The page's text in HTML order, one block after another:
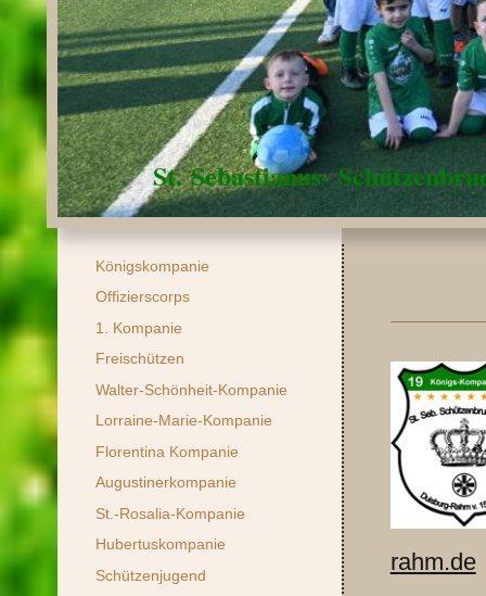
St. Sebastianus-
rahm.de
Königskompanie
Offizierscorps
1. Kompanie
Freischützen
Walter-Schönheit-Kompanie
Lorraine-Marie-Kompanie
Florentina Kompanie
Augustinerkompanie
St.-Rosalia-Kompanie
Hubertuskompanie
Schützenjugend